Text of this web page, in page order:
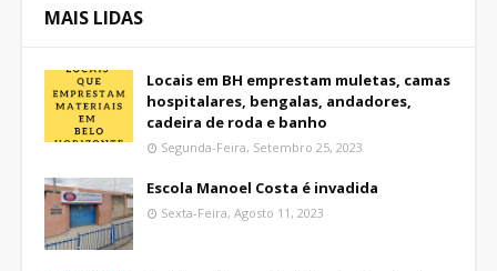
MAIS LIDAS
Locais em BH emprestam muletas, camas
hospitalares, bengalas, andadores,
cadeira de roda e banho
Segunda-Feira, Setembro 25, 2023
Escola Manoel Costa é invadida
Sexta-Feira, Agosto 11, 2023